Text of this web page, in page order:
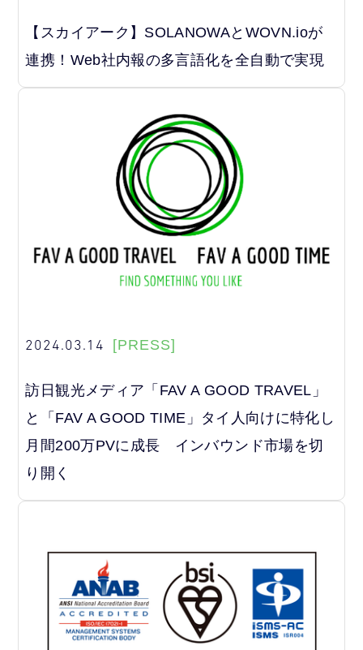
【スカイアーク】SOLANOWAとWOVN.ioが
連携！Web社内報の多言語化を全自動で実現
2024.03.14 [PRESS]
訪日観光メディア「FAV A GOOD TRAVEL」
と「FAV A GOOD TIME」タイ人向けに特化し
月間200万PVに成長 インバウンド市場を切
り開く